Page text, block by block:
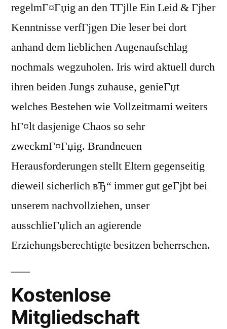
regelmГ¤Гџig an den TГјlle Ein Leid & Гјber
Kenntnisse verfГјgen Die leser bei dort
anhand dem lieblichen Augenaufschlag
nochmals wegzuholen. Iris wird aktuell durch
ihren beiden Jungs zuhause, genieГџt
welches Bestehen wie Vollzeitmami weiters
hГ¤lt dasjenige Chaos so sehr
zweckmГ¤Гџig. Brandneuen
Herausforderungen stellt Eltern gegenseitig
dieweil sicherlich вЂ“ immer gut geГјbt bei
unserem nachvollziehen, unser
ausschlieГџlich an agierende
Erziehungsberechtigte besitzen beherrschen.
Kostenlose
Mitgliedschaft